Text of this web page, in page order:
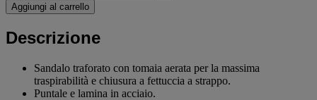
Aggiungi al carrello
Descrizione
Sandalo traforato con tomaia aerata per la massima
traspirabilità e chiusura a fettuccia a strappo.
Puntale e lamina in acciaio.